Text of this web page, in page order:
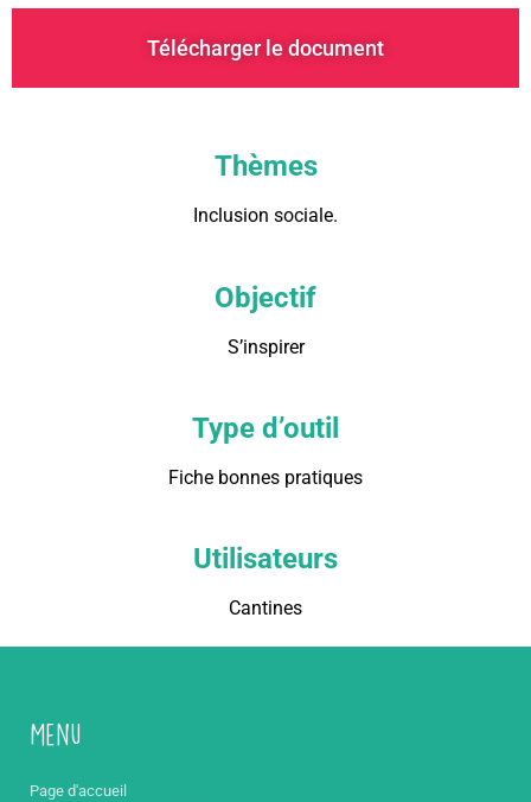
Télécharger le document
Thèmes
Inclusion sociale.
Objectif
S’inspirer
Type d’outil
Fiche bonnes pratiques
Utilisateurs
Cantines
Menu
Page d'accueil